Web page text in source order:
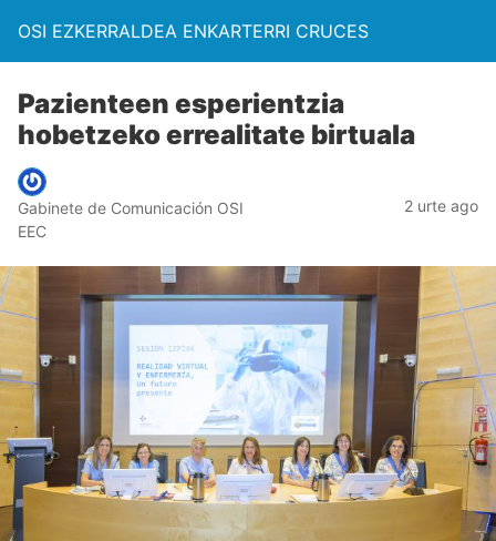
OSI EZKERRALDEA ENKARTERRI CRUCES
Pazienteen esperientzia
hobetzeko errealitate birtuala
Gabinete de Comunicación OSI
EEC
2 urte ago